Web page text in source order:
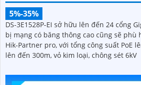
5%-35%
DS-3E1528P-EI sở hữu lên đến 24 cổng
bị mạng có băng thông cao cũng sẽ phù
Hik-Partner pro, với tổng công suất PoE
lên đến 300m, vỏ kim loại, chông sét 6kV